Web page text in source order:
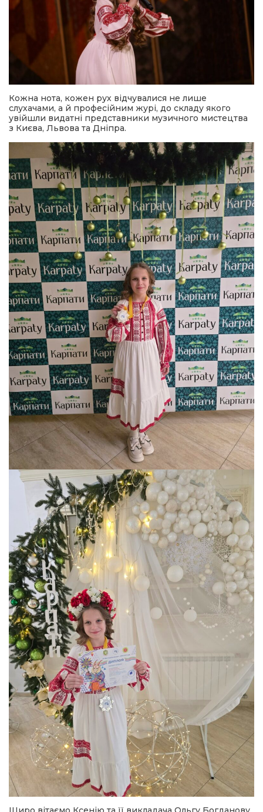
Кожна нота, кожен рух відчувалися не лише
слухачами, а й професійним журі, до складу якого
увійшли видатні представники музичного мистецтва
з Києва, Львова та Дніпра.